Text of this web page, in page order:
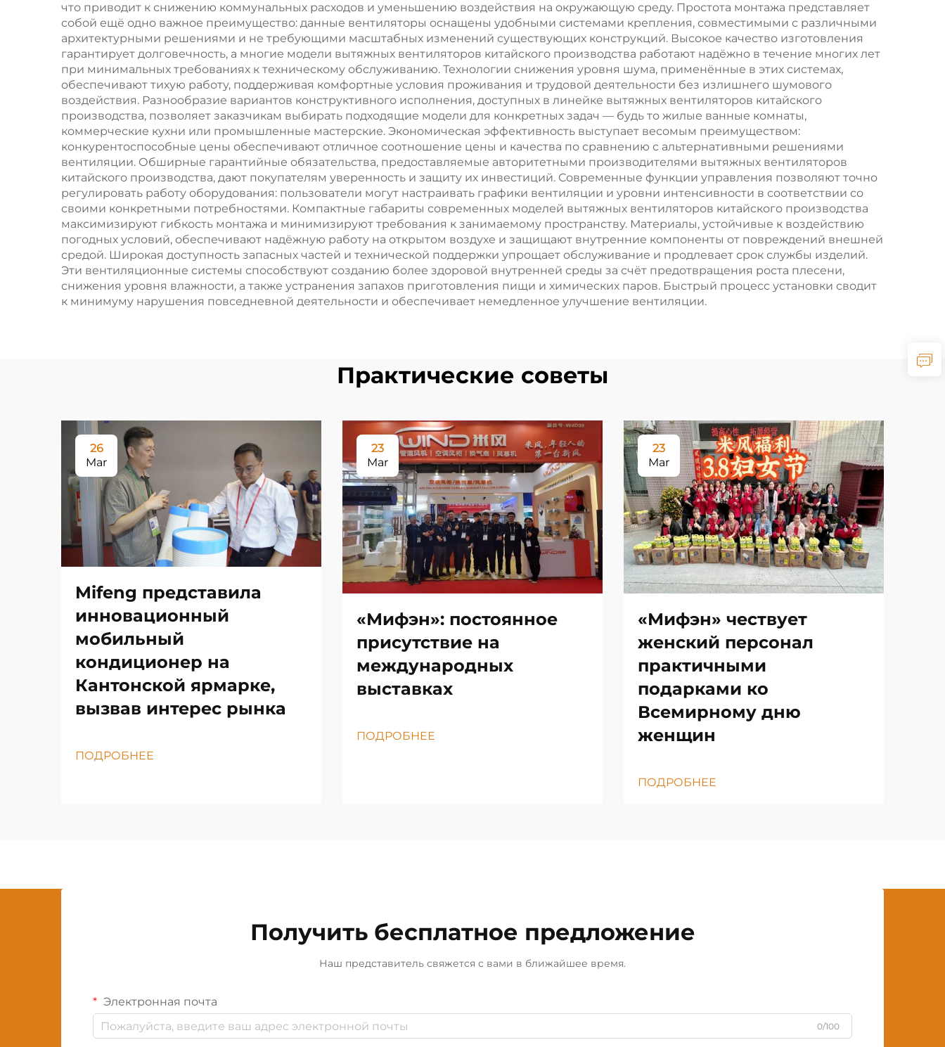
что приводит к снижению коммунальных расходов и уменьшению воздействия на окружающую среду. Простота монтажа представляет
собой ещё одно важное преимущество: данные вентиляторы оснащены удобными системами крепления, совместимыми с различными
архитектурными решениями и не требующими масштабных изменений существующих конструкций. Высокое качество изготовления
гарантирует долговечность, а многие модели вытяжных вентиляторов китайского производства работают надёжно в течение многих лет
при минимальных требованиях к техническому обслуживанию. Технологии снижения уровня шума, применённые в этих системах,
обеспечивают тихую работу, поддерживая комфортные условия проживания и трудовой деятельности без излишнего шумового
воздействия. Разнообразие вариантов конструктивного исполнения, доступных в линейке вытяжных вентиляторов китайского
производства, позволяет заказчикам выбирать подходящие модели для конкретных задач — будь то жилые ванные комнаты,
коммерческие кухни или промышленные мастерские. Экономическая эффективность выступает весомым преимуществом:
конкурентоспособные цены обеспечивают отличное соотношение цены и качества по сравнению с альтернативными решениями
вентиляции. Обширные гарантийные обязательства, предоставляемые авторитетными производителями вытяжных вентиляторов
китайского производства, дают покупателям уверенность и защиту их инвестиций. Современные функции управления позволяют точно
регулировать работу оборудования: пользователи могут настраивать графики вентиляции и уровни интенсивности в соответствии со
своими конкретными потребностями. Компактные габариты современных моделей вытяжных вентиляторов китайского производства
максимизируют гибкость монтажа и минимизируют требования к занимаемому пространству. Материалы, устойчивые к воздействию
погодных условий, обеспечивают надёжную работу на открытом воздухе и защищают внутренние компоненты от повреждений внешней
средой. Широкая доступность запасных частей и технической поддержки упрощает обслуживание и продлевает срок службы изделий.
Эти вентиляционные системы способствуют созданию более здоровой внутренней среды за счёт предотвращения роста плесени,
снижения уровня влажности, а также устранения запахов приготовления пищи и химических паров. Быстрый процесс установки сводит
к минимуму нарушения повседневной деятельности и обеспечивает немедленное улучшение вентиляции.
Практические советы
26
Mar
Mifeng представила
инновационный
мобильный
кондиционер на
Кантонской ярмарке,
вызвав интерес рынка
ПОДРОБНЕЕ
23
Mar
«Мифэн»: постоянное
присутствие на
международных
выставках
ПОДРОБНЕЕ
23
Mar
«Мифэн» чествует
женский персонал
практичными
подарками ко
Всемирному дню
женщин
ПОДРОБНЕЕ
Получить бесплатное предложение
Наш представитель свяжется с вами в ближайшее время.
Электронная почта
0/100